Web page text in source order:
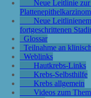
Neue Leitlinie
Plattenepithelkarzinom
Neue
fortgeschrittenen
Glossar
Teilnahme an
Weblinks
Hautkrebs-Links
Krebs-Selbsthilfe
Krebs allgemein
Videos zum